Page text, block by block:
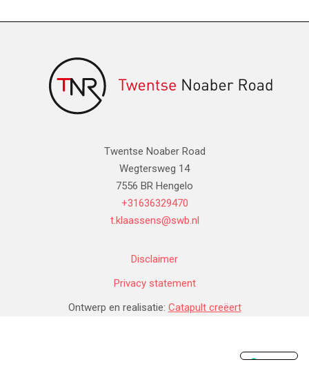
Twentse Noaber Road
Wegtersweg 14
7556 BR Hengelo
+31636329470
t.klaassens@swb.nl
Disclaimer
Privacy statement
Ontwerp en realisatie: Catapult creëert